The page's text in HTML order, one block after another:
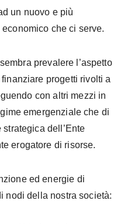
un nuovo e più
che ci serve.
prevalere l’aspetto
progetti rivolti a
con altri mezzi in
emergenziale che di
dell’Ente
erogatore di risorse.
ed energie di
nodi della nostra società: